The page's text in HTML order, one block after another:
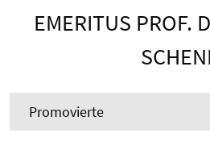
EMERITUS PROF.
Promovierte